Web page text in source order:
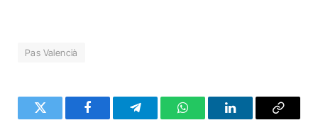
Pas Valencià
Twitter FacebookTelegramWhatsAppLinkedInCopy